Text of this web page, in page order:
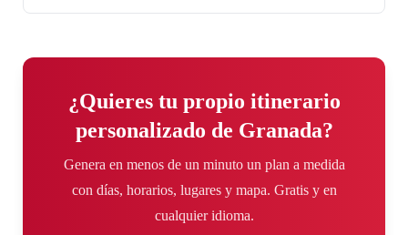
¿Quieres tu propio itinerario
personalizado de Granada?
Genera en menos de un minuto un plan a medida
con días, horarios, lugares y mapa. Gratis y en
cualquier idioma.